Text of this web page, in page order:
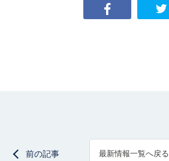
前の記事 最新情報一覧へ戻る